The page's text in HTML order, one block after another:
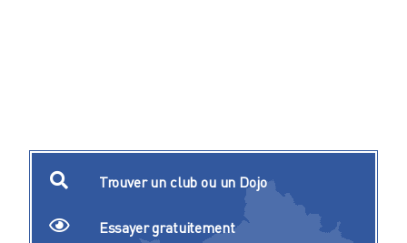
Trouver un club ou un Dojo
Essayer gratuitement